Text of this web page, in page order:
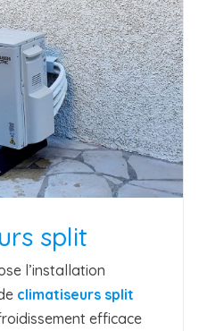
split
l’installation
climatiseurs split
efficace